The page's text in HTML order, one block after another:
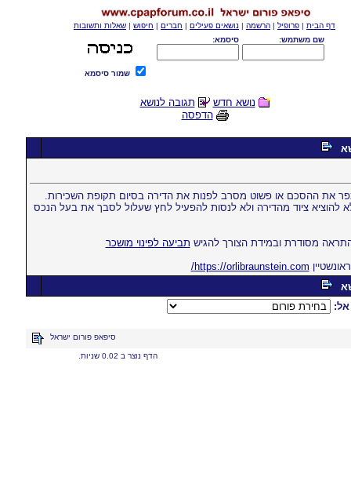
דף הבית | פרופיל | הרשמה | נושאים פעילים | חברים | חיפוש | שאלות ותשובות
שם משתמש:
סיסמא:
שמור סיסמא
נושא חדש
תגובה לנושא
הדפסה
את ההסכם או פשוט מסרב לפנות את הדירה בסיום תקופת השכירות.
ציוד מהדירה ולא לנסות להפעיל לחץ שעלול לסבך את בעל הנכס
מסודרת ובמידת הצורך להגיש תביעה לפינוי מושכר
https://orlibraunstein.com/
סיפאפ פורום ישראל
הדף נוצר ב 0.02 שניות.